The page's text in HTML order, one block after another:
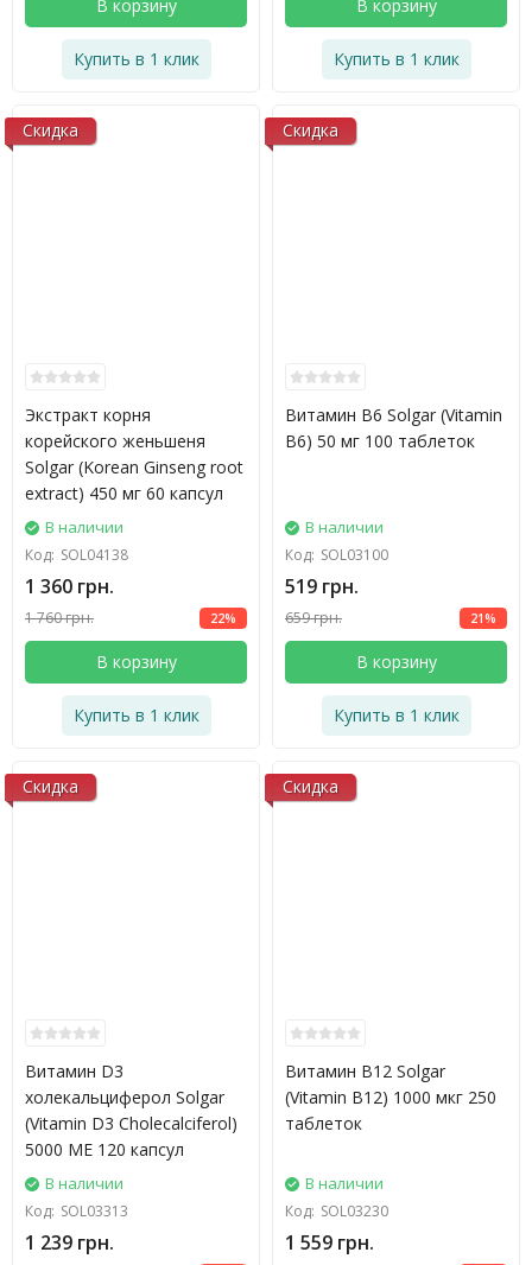
В корзину
Купить в 1 клик
В корзину
Купить в 1 клик
Скидка
Экстракт корня
корейского женьшеня
Solgar (Korean Ginseng root
extract) 450 мг 60 капсул
В наличии
Код: SOL04138
1 360 грн.
1 760 грн. 22%
В корзину
Купить в 1 клик
Скидка
Витамин В6 Solgar (Vitamin
B6) 50 мг 100 таблеток
В наличии
Код: SOL03100
519 грн.
659 грн. 21%
В корзину
Купить в 1 клик
Скидка
Витамин D3
холекальциферол Solgar
(Vitamin D3 Cholecalciferol)
5000 МЕ 120 капсул
В наличии
Код: SOL03313
1 239 грн.
Скидка
Витамин В12 Solgar
(Vitamin B12) 1000 мкг 250
таблеток
В наличии
Код: SOL03230
1 559 грн.